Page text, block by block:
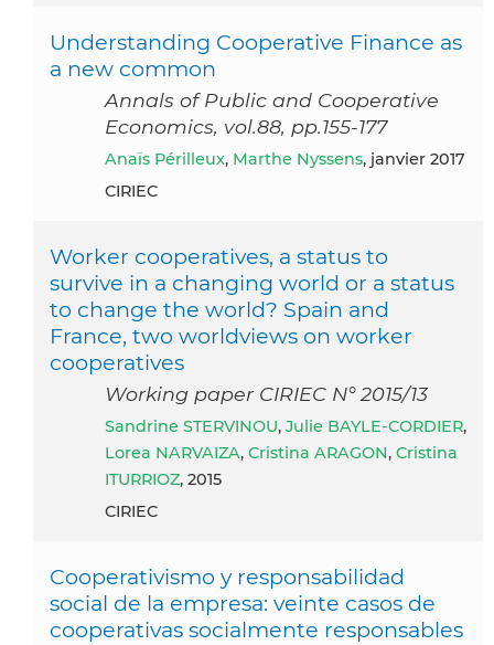
Understanding Cooperative Finance as
a new common
Annals of Public and Cooperative
Economics, vol.88, pp.155-177
Anaïs Périlleux, Marthe Nyssens, janvier 2017
CIRIEC
Worker cooperatives, a status to
survive in a changing world or a status
to change the world? Spain and
France, two worldviews on worker
cooperatives
Working paper CIRIEC N° 2015/13
Sandrine STERVINOU, Julie BAYLE-CORDIER,
Lorea NARVAIZA, Cristina ARAGON, Cristina
ITURRIOZ, 2015
CIRIEC
Cooperativismo y responsabilidad
social de la empresa: veinte casos de
cooperativas socialmente responsables